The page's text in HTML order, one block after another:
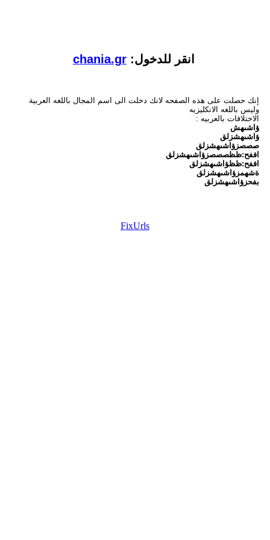
انقر للدخول: chania.gr
إنك حصلت على هذه الصفحه لانك دخلت الى اسم المجال باللغه العربية
وليس باللغه الانكليزيه
الاختلافات بالعربيه :
ؤاشىهش
ؤاشىهشزلق
صصصزؤاشىهشزلق
اففح:ظظصصصزؤاشىهشزلق
اففح:ظظؤاشىهشزلق
ةشهمزؤاشىهشزلق
بفحزؤاشىهشزلق
FixUrls